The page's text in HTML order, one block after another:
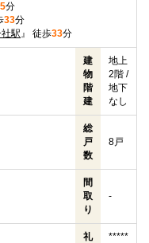
分
33分
駅』 徒歩33分
建
物
階
建
地上
2階 /
地下
なし
総
戸
数
8戸
間
取
り
-
礼
*****